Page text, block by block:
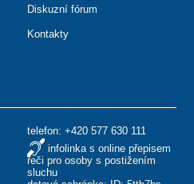
telefon: +420 577 630 111
infolinka s online přepisem
řeči pro osoby s postižením
sluchu
Diskuzní fórum
Kontakty